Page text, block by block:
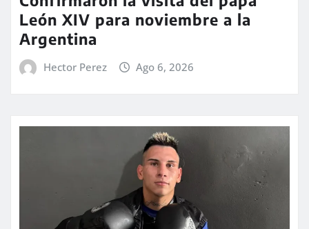
León XIV para noviembre a la
Argentina
Hector Perez Ago 6, 2026